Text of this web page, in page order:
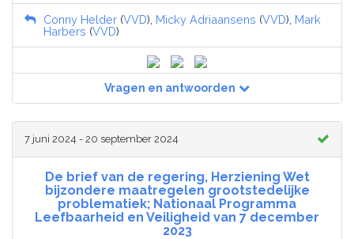
Conny Helder (VVD), Micky Adriaansens (VVD), Mark
Harbers (VVD)
Vragen en antwoorden
7 juni 2024 - 20 september 2024
De brief van de regering, Herziening Wet
bijzondere maatregelen grootstedelijke
problematiek; Nationaal Programma
Leefbaarheid en Veiligheid van 7 december
2023